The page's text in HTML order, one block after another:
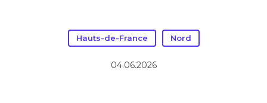
Hauts-de-France Nord
04.06.2026